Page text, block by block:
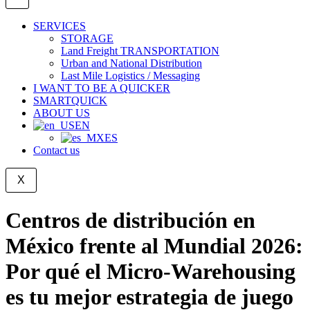
SERVICES
STORAGE
Land Freight TRANSPORTATION
Urban and National Distribution
Last Mile Logistics / Messaging
I WANT TO BE A QUICKER
SMARTQUICK
ABOUT US
EN
ES
Contact us
X
Centros de distribución en
México frente al Mundial 2026:
Por qué el Micro-Warehousing
es tu mejor estrategia de juego